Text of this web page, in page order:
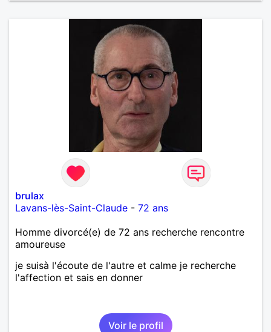
brulax
Lavans-lès-Saint-Claude - 72 ans
Homme divorcé(e) de 72 ans recherche rencontre
amoureuse
je suisà l'écoute de l'autre et calme je recherche
l'affection et sais en donner
Voir le profil